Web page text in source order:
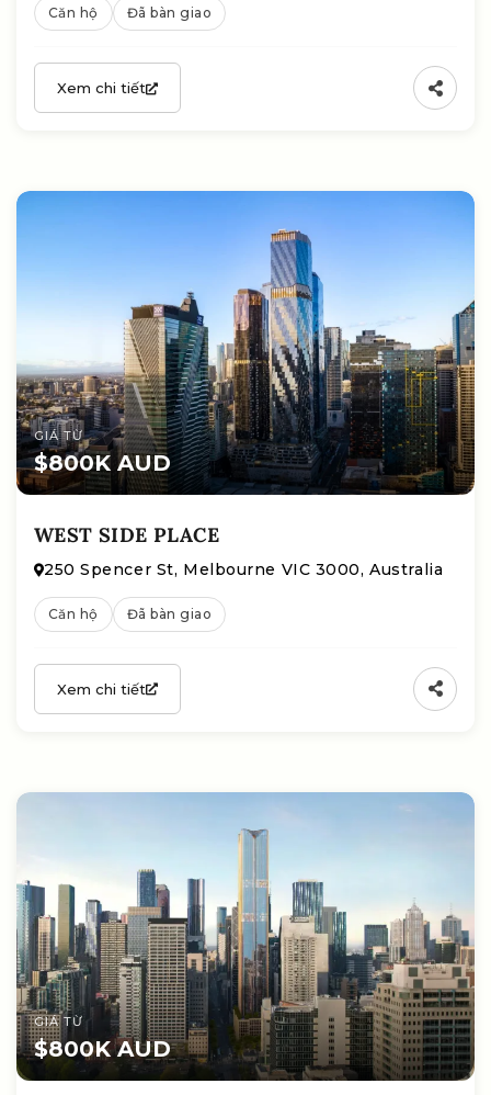
Căn hộ Đã bàn giao
Xem chi tiết
GIÁ TỪ
$800K AUD
WEST SIDE PLACE
250 Spencer St, Melbourne VIC 3000, Australia
Căn hộ Đã bàn giao
Xem chi tiết
GIÁ TỪ
$800K AUD